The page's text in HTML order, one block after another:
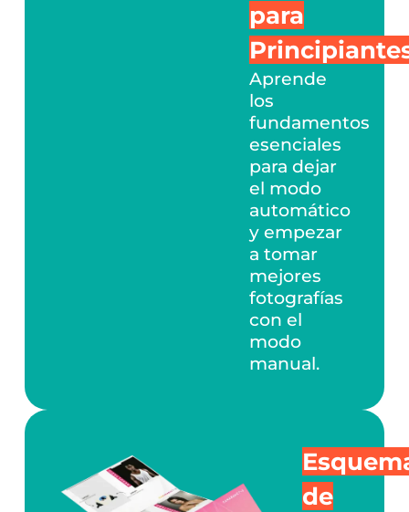
para
Aprende
los
fundamentos
esenciales
para dejar
el modo
automático
y empezar
a tomar
mejores
fotografías
con el
modo
manual.
de